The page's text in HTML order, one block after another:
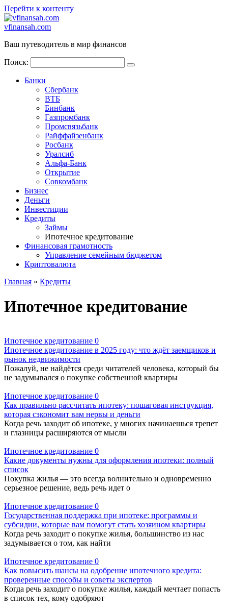
Перейти к контенту
vfinansah.com
Ваш путеводитель в мир финансов
Поиск:
Банки
Сбербанк
ВТБ
Бинбанк
Газпромбанк
Промсвязьбанк
Райффайзенбанк
Росбанк
Уралсиб
Альфа-Банк
Открытие
Совкомбанк
Бизнес
Деньги
Инвестиции
Кредиты
Займы
Ипотечное кредитование
Финансовая грамотность
Управление семейным бюджетом
Криптовалюта
Главная » Кредиты
Ипотечное кредитование
Ипотечное кредитование 0
Ипотечное кредитование в 2025 году: что ждёт заемщиков и
рынок недвижимости
Пожалуй, не найдётся среди читателей человека, который бы
не задумывался о покупке собственной квартиры
Ипотечное кредитование 0
Как правильно рассчитать ипотеку: пошаговая инструкция,
которая сэкономит вам нервы и деньги
Когда речь заходит об ипотеке, у многих начинаешься трепет
и глазницы расширяются от мысли
Ипотечное кредитование 0
Какие документы нужны для оформления ипотеки: полный
список
Покупка жилья — это всегда волнительно и одновременно
серьезное решение, ведь речь идет о
Ипотечное кредитование 0
Государственная поддержка при ипотеке: программы и
субсидии, которые вам помогут стать хозяином квартиры
Когда речь заходит о покупке жилья, большинство из нас
задумывается о том, как найти
Ипотечное кредитование 0
Как повысить шансы на одобрение ипотечного кредита:
проверенные способы и советы экспертов
Когда речь заходит о покупке жилья, каждый мечтает попасть
в список тех, кому одобряют